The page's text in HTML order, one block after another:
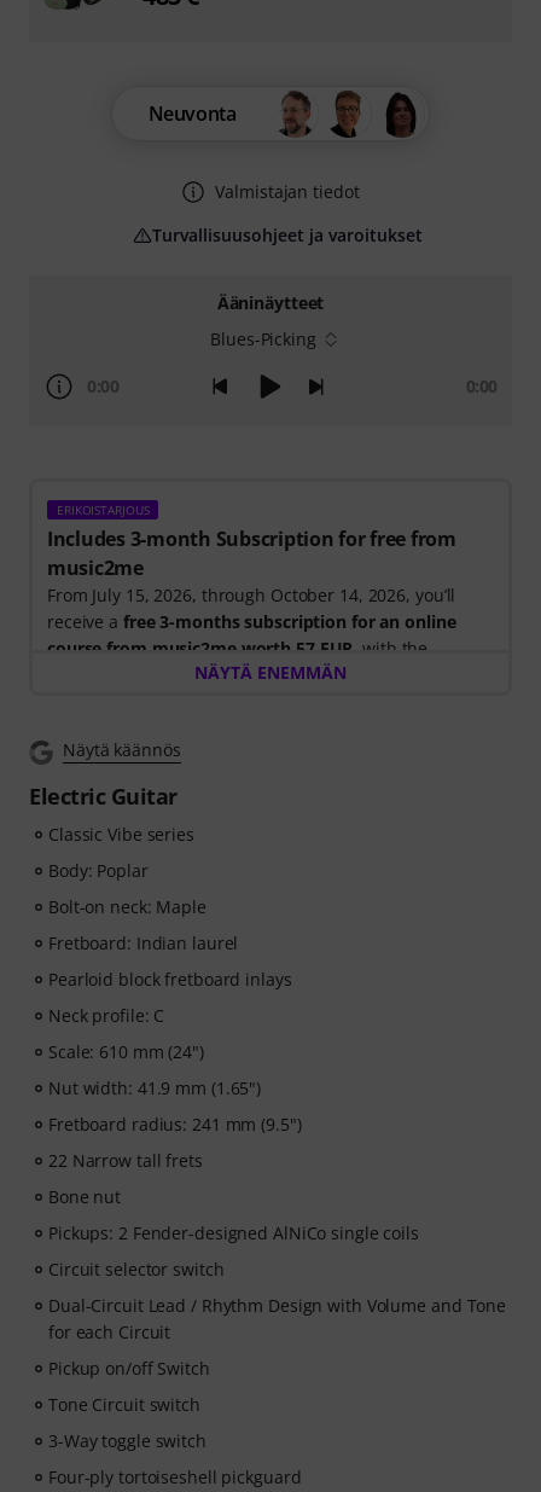
Ääninäytteet
Blues-Picking
0:00 0:00
ERIKOISTARJOUS
Includes 3-month Subscription for free from
music2me
From July 15, 2026, through October 14, 2026, you’ll
receive a free 3-months subscription for an online
course from music2me worth 57 EUR , with the
purchase of one of the participating electric guitars,
code by email. The music2me subscription ends
Music2Me, your online learning portal for music
featuring an educational concept designed by
university-trained music teachers. Winner of the
German Education Award 2025/2026 in the category "E-
Learning Instrumental Instruction"! Featuring over 400
guitar video lessons for beginners and advanced
players —ranging from Pop, Rock, and Blues to Metal
and more. Complete with personal support via chat,
printable sheet music, as well as an intelligent video
player with a practice function, slow motion, and other
NÄYTÄ ENEMMÄN
Näytä käännös
Electric Guitar
Classic Vibe series
Body: Poplar
Bolt-on neck: Maple
Fretboard: Indian laurel
Pearloid block fretboard inlays
Neck profile: C
Scale: 610 mm (24")
Nut width: 41.9 mm (1.65")
Fretboard radius: 241 mm (9.5")
22 Narrow tall frets
Bone nut
Pickups: 2 Fender-designed AlNiCo single coils
Circuit selector switch
Dual-Circuit Lead / Rhythm Design with Volume and Tone
for each Circuit
Pickup on/off Switch
Tone Circuit switch
3-Way toggle switch
Four-ply tortoiseshell pickguard
Neuvonta
Valmistajan tiedot
Turvallisuusohjeet ja varoitukset